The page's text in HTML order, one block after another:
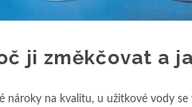
ji změkčovat a
na kvalitu, u užitkové vody se